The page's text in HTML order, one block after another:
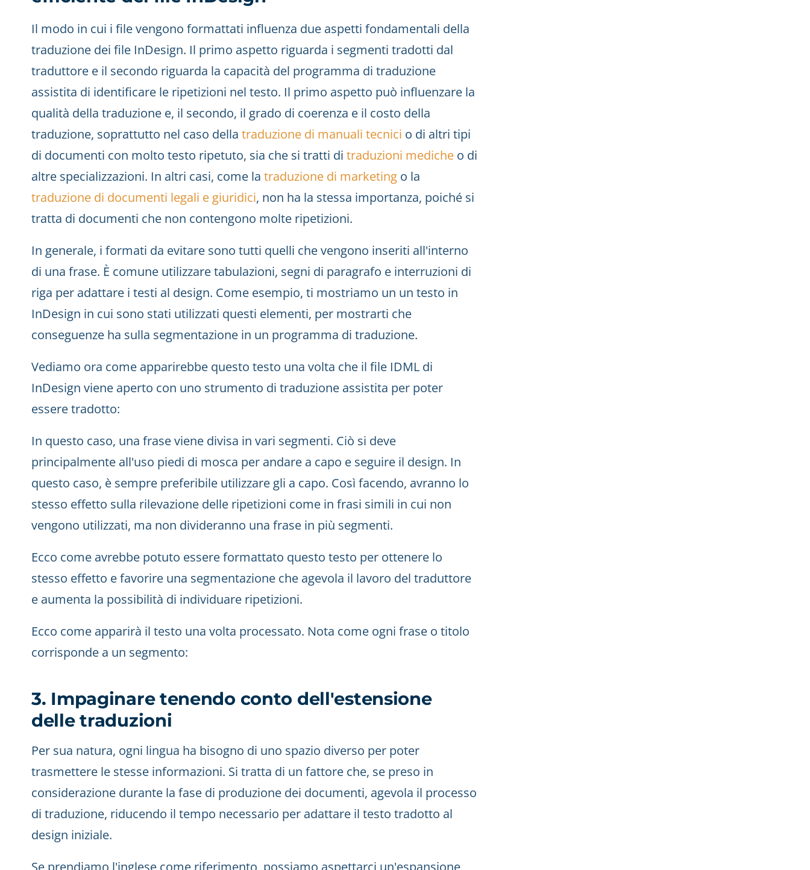
Il modo in cui i file vengono formattati influenza due aspetti fondamentali della
traduzione dei file InDesign. Il primo aspetto riguarda i segmenti tradotti dal
traduttore e il secondo riguarda la capacità del programma di traduzione
assistita di identificare le ripetizioni nel testo. Il primo aspetto può influenzare la
qualità della traduzione e, il secondo, il grado di coerenza e il costo della
traduzione, soprattutto nel caso della traduzione di manuali tecnici o di altri tipi
di documenti con molto testo ripetuto, sia che si tratti di traduzioni mediche o di
altre specializzazioni. In altri casi, come la traduzione di marketing o la
traduzione di documenti legali e giuridici, non ha la stessa importanza, poiché si
tratta di documenti che non contengono molte ripetizioni.
In generale, i formati da evitare sono tutti quelli che vengono inseriti all'interno
di una frase. È comune utilizzare tabulazioni, segni di paragrafo e interruzioni di
riga per adattare i testi al design. Come esempio, ti mostriamo un un testo in
InDesign in cui sono stati utilizzati questi elementi, per mostrarti che
conseguenze ha sulla segmentazione in un programma di traduzione.
Vediamo ora come apparirebbe questo testo una volta che il file IDML di
InDesign viene aperto con uno strumento di traduzione assistita per poter
essere tradotto:
In questo caso, una frase viene divisa in vari segmenti. Ciò si deve
principalmente all'uso piedi di mosca per andare a capo e seguire il design. In
questo caso, è sempre preferibile utilizzare gli a capo. Così facendo, avranno lo
stesso effetto sulla rilevazione delle ripetizioni come in frasi simili in cui non
vengono utilizzati, ma non divideranno una frase in più segmenti.
Ecco come avrebbe potuto essere formattato questo testo per ottenere lo
stesso effetto e favorire una segmentazione che agevola il lavoro del traduttore
e aumenta la possibilità di individuare ripetizioni.
Ecco come apparirà il testo una volta processato. Nota come ogni frase o titolo
corrisponde a un segmento:
3. Impaginare tenendo conto dell'estensione
delle traduzioni
Per sua natura, ogni lingua ha bisogno di uno spazio diverso per poter
trasmettere le stesse informazioni. Si tratta di un fattore che, se preso in
considerazione durante la fase di produzione dei documenti, agevola il processo
di traduzione, riducendo il tempo necessario per adattare il testo tradotto al
design iniziale.
Se prendiamo l'inglese come riferimento, possiamo aspettarci un'espansione